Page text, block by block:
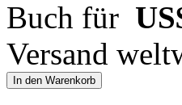
Buch für
Versand
In den Warenkorb